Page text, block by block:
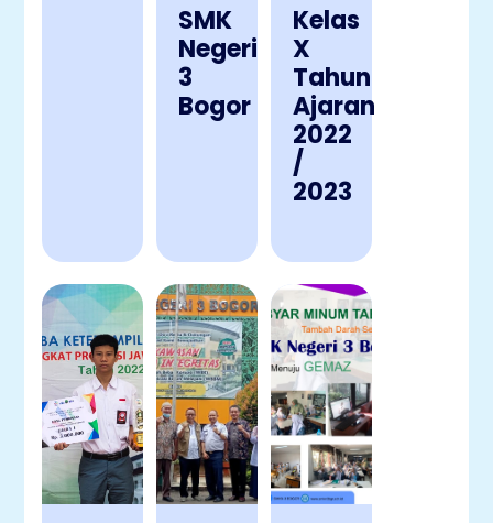
SMK
Negeri
3
Bogor
Kelas
X
Tahun
Ajaran
2022
/
2023